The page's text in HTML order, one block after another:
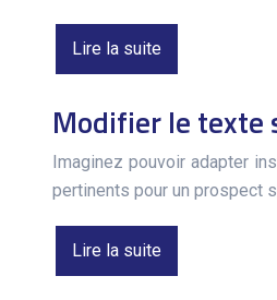
Lire la suite
Modifier le texte
Imaginez pouvoir adapter
pertinents pour un prospect
Lire la suite